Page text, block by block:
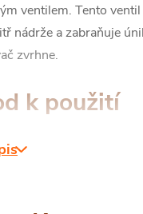
ventilem. Tento
nádrže a zabraňuje
zvrhne.
k použití
stříkací trubku k